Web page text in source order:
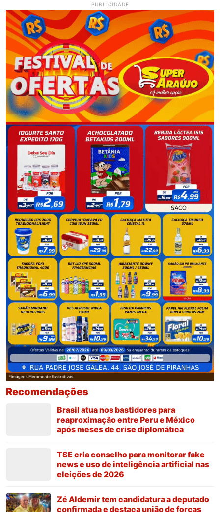
PUBLICIDADE
Recomendações
Brasil atua nos bastidores para
reaproximação entre Peru e México
após meses de crise diplomática
TSE cria conselho para monitorar fake
news e uso de inteligência artificial nas
eleições de 2026
Zé Aldemir tem candidatura a deputado
confirmada e destaca união de forças